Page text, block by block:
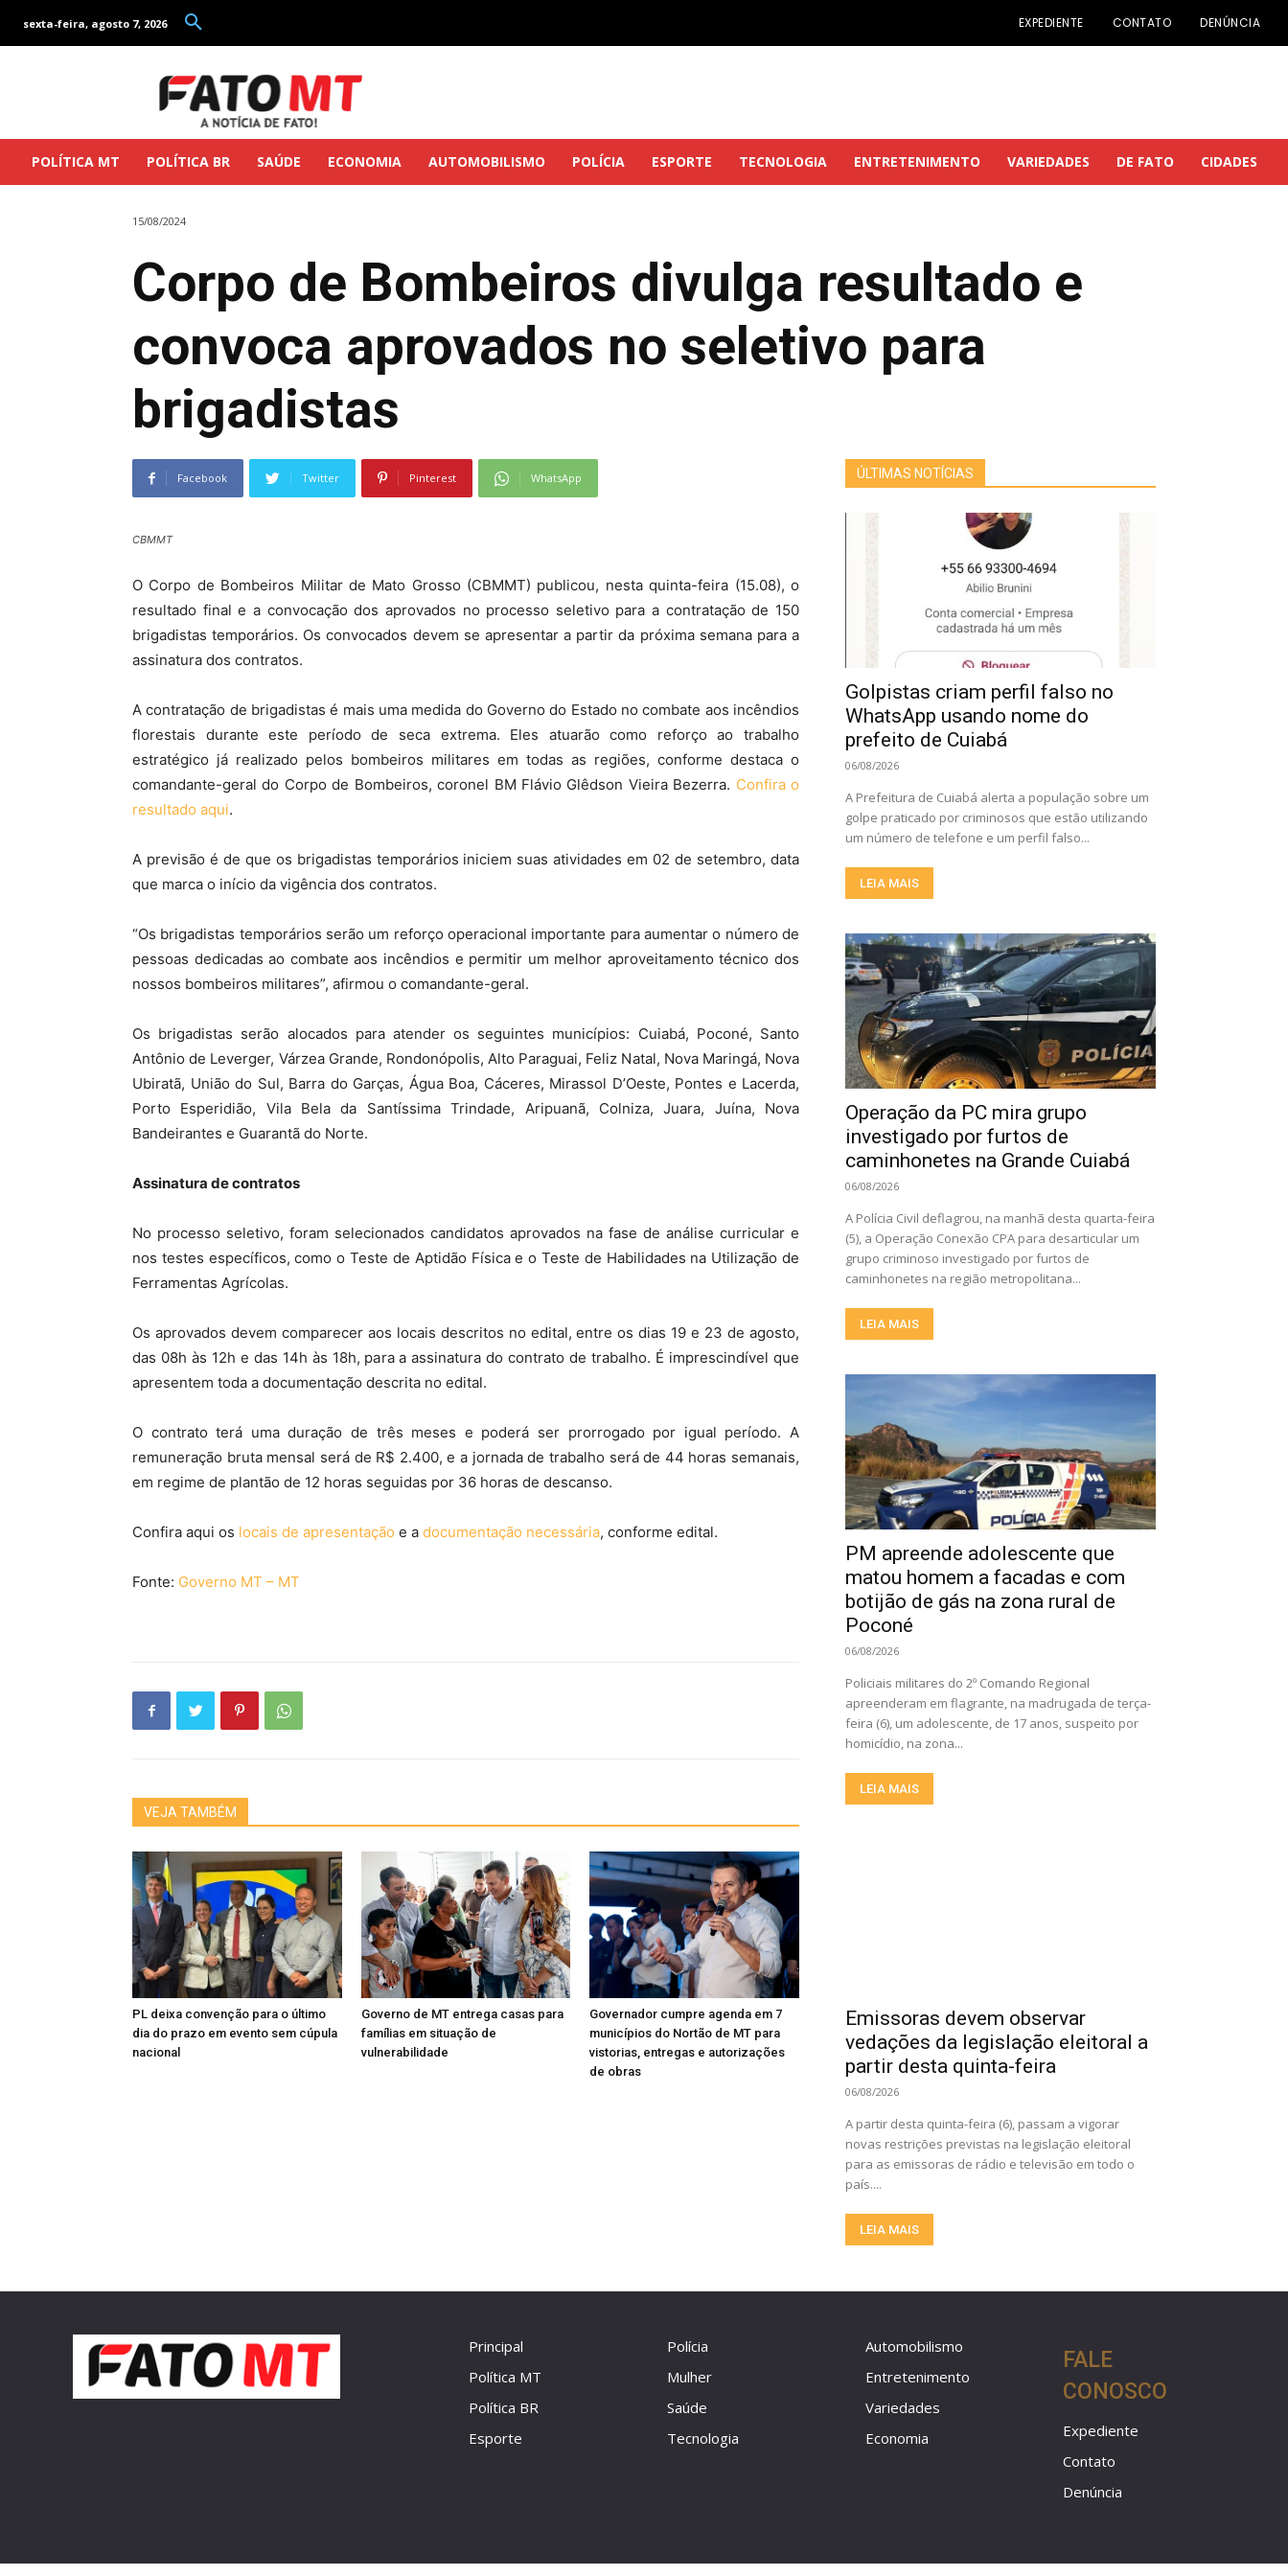
sexta-feira, agosto 7, 2026 EXPEDIENTE CONTATO DENÚNCIA
POLÍTICA MT POLÍTICA BR SAÚDE ECONOMIA AUTOMOBILISMO POLÍCIA ESPORTE TECNOLOGIA ENTRETENIMENTO VARIEDADES DE FATO CIDADES
15/08/2024
Corpo de Bombeiros divulga resultado e
convoca aprovados no seletivo para
brigadistas
Facebook Twitter Pinterest WhatsApp
CBMMT
O Corpo de Bombeiros Militar de Mato Grosso (CBMMT) publicou, nesta quinta-feira (15.08), o
resultado final e a convocação dos aprovados no processo seletivo para a contratação de 150
brigadistas temporários. Os convocados devem se apresentar a partir da próxima semana para a
assinatura dos contratos.
A contratação de brigadistas é mais uma medida do Governo do Estado no combate aos incêndios
florestais durante este período de seca extrema. Eles atuarão como reforço ao trabalho
estratégico já realizado pelos bombeiros militares em todas as regiões, conforme destaca o
comandante-geral do Corpo de Bombeiros, coronel BM Flávio Glêdson Vieira Bezerra. Confira o
resultado aqui.
A previsão é de que os brigadistas temporários iniciem suas atividades em 02 de setembro, data
que marca o início da vigência dos contratos.
“Os brigadistas temporários serão um reforço operacional importante para aumentar o número de
pessoas dedicadas ao combate aos incêndios e permitir um melhor aproveitamento técnico dos
nossos bombeiros militares”, afirmou o comandante-geral.
Os brigadistas serão alocados para atender os seguintes municípios: Cuiabá, Poconé, Santo
Antônio de Leverger, Várzea Grande, Rondonópolis, Alto Paraguai, Feliz Natal, Nova Maringá, Nova
Ubiratã, União do Sul, Barra do Garças, Água Boa, Cáceres, Mirassol D’Oeste, Pontes e Lacerda,
Porto Esperidião, Vila Bela da Santíssima Trindade, Aripuanã, Colniza, Juara, Juína, Nova
Bandeirantes e Guarantã do Norte.
Assinatura de contratos
No processo seletivo, foram selecionados candidatos aprovados na fase de análise curricular e
nos testes específicos, como o Teste de Aptidão Física e o Teste de Habilidades na Utilização de
Ferramentas Agrícolas.
Os aprovados devem comparecer aos locais descritos no edital, entre os dias 19 e 23 de agosto,
das 08h às 12h e das 14h às 18h, para a assinatura do contrato de trabalho. É imprescindível que
apresentem toda a documentação descrita no edital.
O contrato terá uma duração de três meses e poderá ser prorrogado por igual período. A
remuneração bruta mensal será de R$ 2.400, e a jornada de trabalho será de 44 horas semanais,
em regime de plantão de 12 horas seguidas por 36 horas de descanso.
Confira aqui os locais de apresentação e a documentação necessária, conforme edital.
Fonte: Governo MT – MT
VEJA TAMBÉM
PL deixa convenção para o último
dia do prazo em evento sem cúpula
nacional
Governo de MT entrega casas para
famílias em situação de
vulnerabilidade
Governador cumpre agenda em 7
municípios do Nortão de MT para
vistorias, entregas e autorizações
de obras
ÚLTIMAS NOTÍCIAS
Golpistas criam perfil falso no
WhatsApp usando nome do
prefeito de Cuiabá
06/08/2026
A Prefeitura de Cuiabá alerta a população sobre um
golpe praticado por criminosos que estão utilizando
um número de telefone e um perfil falso...
LEIA MAIS
Operação da PC mira grupo
investigado por furtos de
caminhonetes na Grande Cuiabá
06/08/2026
A Polícia Civil deflagrou, na manhã desta quarta-feira
(5), a Operação Conexão CPA para desarticular um
grupo criminoso investigado por furtos de
caminhonetes na região metropolitana...
LEIA MAIS
PM apreende adolescente que
matou homem a facadas e com
botijão de gás na zona rural de
Poconé
06/08/2026
Policiais militares do 2º Comando Regional
apreenderam em flagrante, na madrugada de terça-
feira (6), um adolescente, de 17 anos, suspeito por
homicídio, na zona...
LEIA MAIS
Emissoras devem observar
vedações da legislação eleitoral a
partir desta quinta-feira
06/08/2026
A partir desta quinta-feira (6), passam a vigorar
novas restrições previstas na legislação eleitoral
para as emissoras de rádio e televisão em todo o
país....
LEIA MAIS
Principal
Política MT
Política BR
Esporte
Polícia
Mulher
Saúde
Tecnologia
Automobilismo
Entretenimento
Variedades
Economia
FALE
CONOSCO
Expediente
Contato
Denúncia